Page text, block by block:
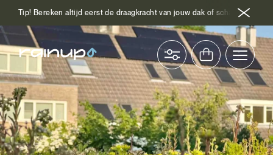
Tip! Bereken altijd eerst de draagkracht van jouw dak of schakel